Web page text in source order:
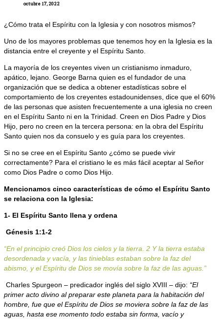
octubre 17, 2022
¿Cómo trata el Espíritu con la Iglesia y con nosotros mismos?
Uno de los mayores problemas que tenemos hoy en la Iglesia es la
distancia entre el creyente y el Espíritu Santo.
La mayoría de los creyentes viven un cristianismo inmaduro,
apático, lejano. George Barna quien es el fundador de una
organización que se dedica a obtener estadísticas sobre el
comportamiento de los creyentes estadounidenses, dice que el 60%
de las personas que asisten frecuentemente a una iglesia no creen
en el Espíritu Santo ni en la Trinidad. Creen en Dios Padre y Dios
Hijo, pero no creen en la tercera persona: en la obra del Espíritu
Santo quien nos da consuelo y es guía para los creyentes.
Si no se cree en el Espíritu Santo ¿cómo se puede vivir
correctamente? Para el cristiano le es más fácil aceptar al Señor
como Dios Padre o como Dios Hijo.
Mencionamos cinco características de cómo el Espíritu Santo
se relaciona con la Iglesia:
1- El Espíritu Santo llena y ordena
Génesis 1:1-2
“En el principio creó Dios los cielos y la tierra. 2 Y la tierra estaba
desordenada y vacía, y las tinieblas estaban sobre la faz del
abismo, y el Espíritu de Dios se movía sobre la faz de las aguas.”
Charles Spurgeon – predicador inglés del siglo XVIII – dijo: “El
primer acto divino al preparar este planeta para la habitación del
hombre, fue que el Espíritu de Dios se moviera sobre la faz de las
aguas, hasta ese momento todo estaba sin forma, vacío y